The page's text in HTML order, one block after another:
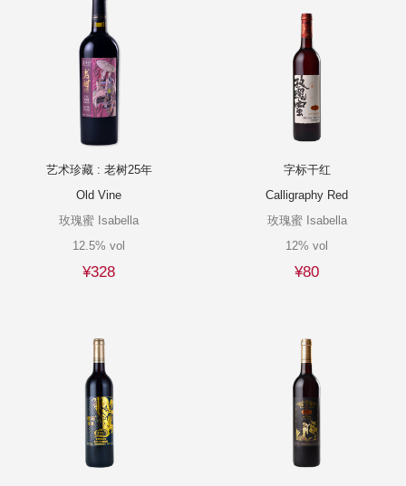
艺术珍藏 : 老树25年
Old Vine
玫瑰蜜 Isabella
12.5% vol
¥328
字标干红
Calligraphy Red
玫瑰蜜 Isabella
12% vol
¥80